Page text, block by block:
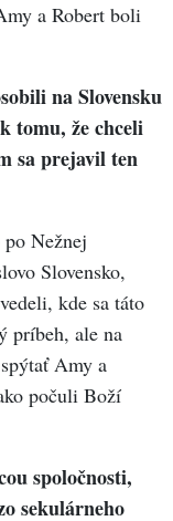
a Robert boli
na Slovensku
tomu, že chceli
sa prejavil ten
Nežnej
Slovensko,
kde sa táto
príbeh, ale na
Amy a
počuli Boží
spoločnosti,
sekulárneho